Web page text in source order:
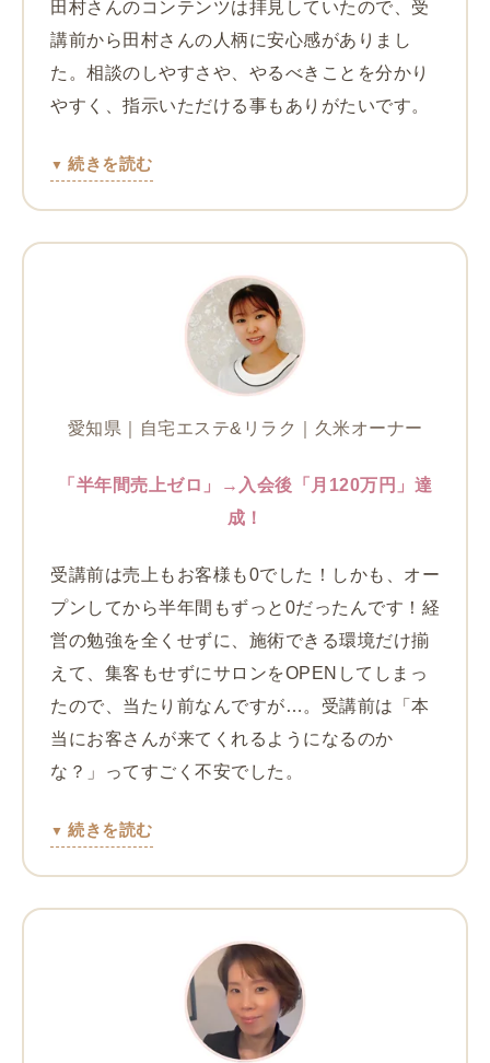
田村さんのコンテンツは拝見していたので、受
講前から田村さんの人柄に安心感がありまし
た。相談のしやすさや、やるべきことを分かり
やすく、指示いただける事もありがたいです。
続きを読む
愛知県｜自宅エステ&リラク｜久米オーナー
「半年間売上ゼロ」→入会後「月120万円」達
成！
受講前は売上もお客様も0でした！しかも、オー
プンしてから半年間もずっと0だったんです！経
営の勉強を全くせずに、施術できる環境だけ揃
えて、集客もせずにサロンをOPENしてしまっ
たので、当たり前なんですが…。受講前は「本
当にお客さんが来てくれるようになるのか
な？」ってすごく不安でした。
続きを読む